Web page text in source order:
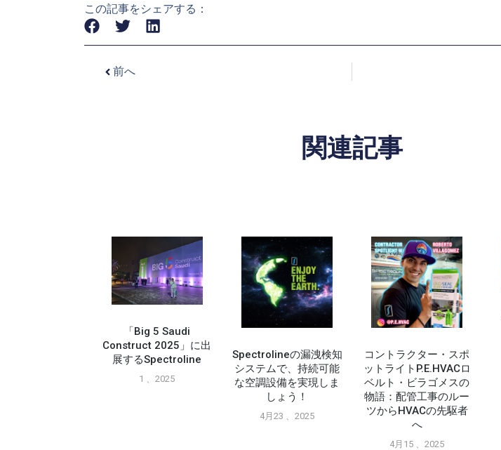
この記事をシェアする：
前へ
関連記事
「Big 5 Saudi
Construct 2025」に出
展するSpectroline
1 、2025
Spectrolineの漏洩検知
システムで、持続可能
な空調設備を実現しま
しょう！
4月23 、2025
コントラクター・スポ
ットライトP.E.HVACロ
ベルト・ビラゴメスの
物語：配管工事のルー
ツからHVACの先駆者
へ
4月15 、2025